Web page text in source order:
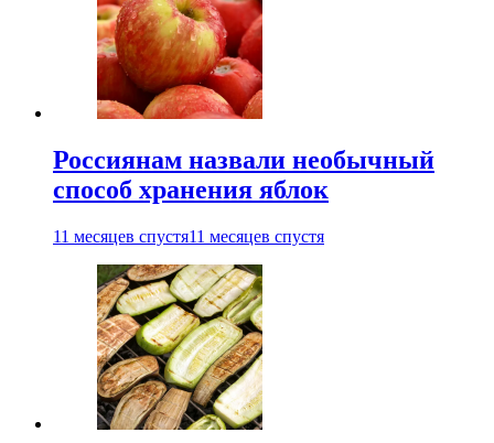
Россиянам назвали необычный
способ хранения яблок
11 месяцев спустя11 месяцев спустя